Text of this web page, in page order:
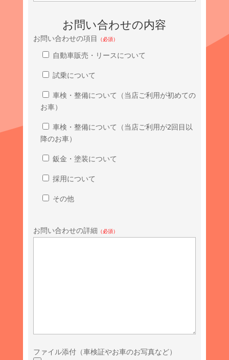
お問い合わせの内容
お問い合わせの項目 （必須）
自動車販売・リースについて
試乗について
車検・整備について（当店ご利用が初めての
お車）
車検・整備について（当店ご利用が2回目以
降のお車）
鈑金・塗装について
採用について
その他
お問い合わせの詳細 （必須）
ファイル添付（車検証やお車のお写真など）